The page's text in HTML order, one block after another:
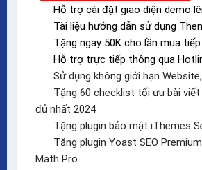
Hỗ trợ cài đặt giao diện demo
Tài liệu hướng dẫn sử dụng
Tặng ngay 50K cho lần mua
Hỗ trợ trực tiếp thông qua
Sử dụng không giới hạn
Tặng 60 checklist tối ưu bài viết
đủ nhất 2024
Tặng plugin bảo mật iThemes
Tăng plugin Yoast SEO
Math Pro